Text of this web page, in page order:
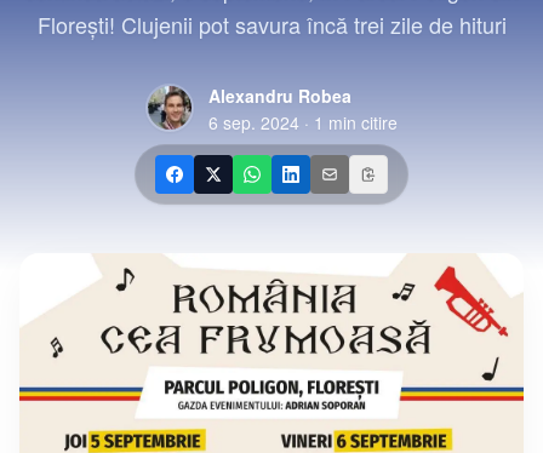
Contact
Florești! Clujenii pot savura încă trei zile de hituri
Alexandru Robea
6 sep. 2024 · 1 min citire